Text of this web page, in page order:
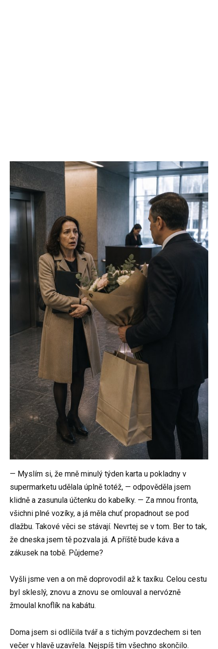
— Myslím si, že mně minulý týden karta u pokladny v
supermarketu udělala úplně totéž, — odpověděla jsem
klidně a zasunula účtenku do kabelky. — Za mnou fronta,
všichni plné vozíky, a já měla chuť propadnout se pod
dlažbu. Takové věci se stávají. Nevrtej se v tom. Ber to tak,
že dneska jsem tě pozvala já. A příště bude káva a
zákusek na tobě. Půjdeme?
Vyšli jsme ven a on mě doprovodil až k taxíku. Celou cestu
byl skleslý, znovu a znovu se omlouval a nervózně
žmoulal knoflík na kabátu.
Doma jsem si odlíčila tvář a s tichým povzdechem si ten
večer v hlavě uzavřela. Nejspíš tím všechno skončilo.